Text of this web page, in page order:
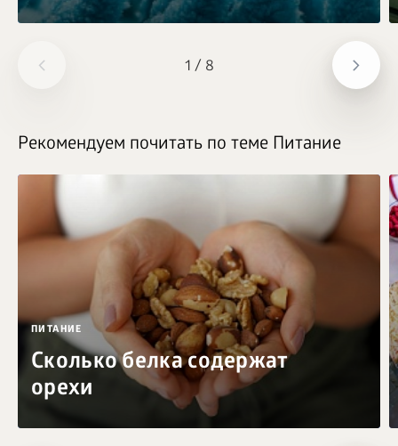
1 / 8
Рекомендуем почитать по теме Питание
ПИТАНИЕ
Сколько белка содержат
орехи